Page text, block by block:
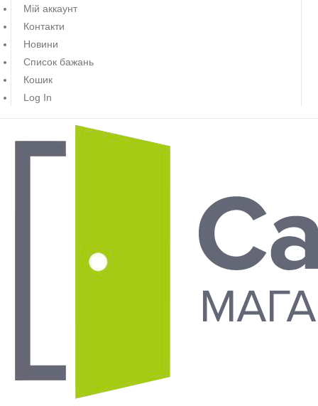
Мій аккаунт
Контакти
Новини
Список бажань
Кошик
Log In